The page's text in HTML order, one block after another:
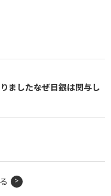
した――なぜ日銀は関与し